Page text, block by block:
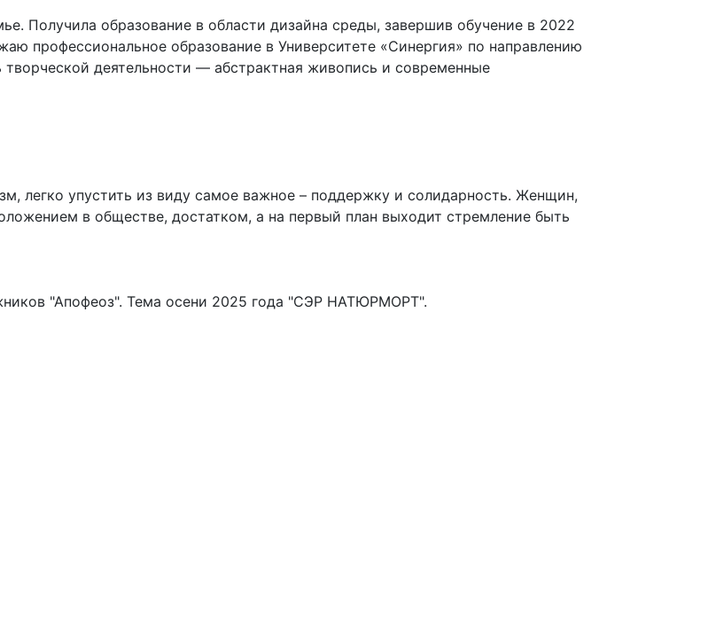
Получила образование в области дизайна среды, завершив обучение в 2022
профессиональное образование в Университете «Синергия» по направлению
деятельности — абстрактная живопись и современные
легко упустить из виду самое важное – поддержку и солидарность. Женщин,
в обществе, достатком, а на первый план выходит стремление быть
"Апофеоз". Тема осени 2025 года "СЭР НАТЮРМОРТ".